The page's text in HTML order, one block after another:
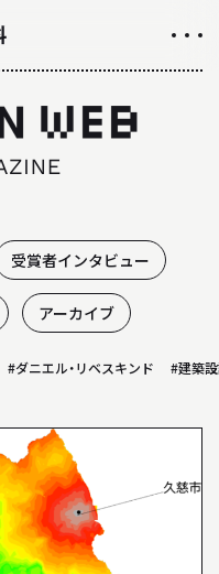
受賞者インタビュー
アーカイブ
#ダニエル・リベスキンド #建築設